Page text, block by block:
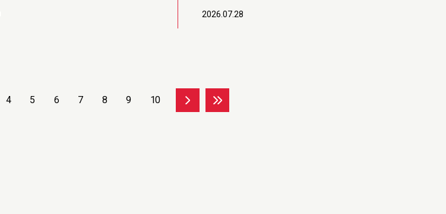
2026.07.28
4 5 6 7 8 9 10